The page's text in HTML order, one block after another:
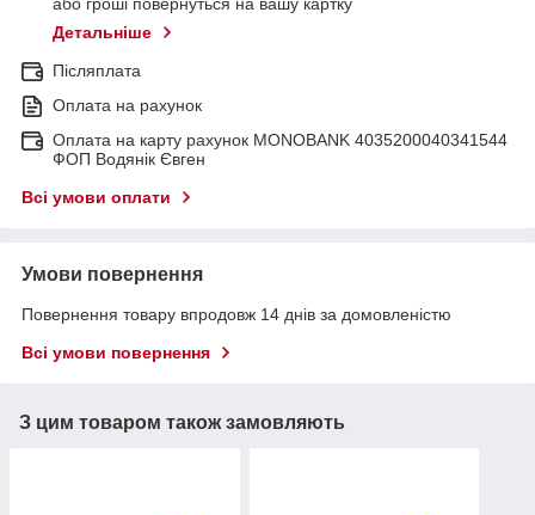
або гроші повернуться на вашу картку
Детальніше
Післяплата
Оплата на рахунок
Оплата на карту рахунок MONOBANK 4035200040341544
ФОП Водянік Євген
Всі умови оплати
Умови повернення
Повернення товару впродовж 14 днів за домовленістю
Всі умови повернення
З цим товаром також замовляють